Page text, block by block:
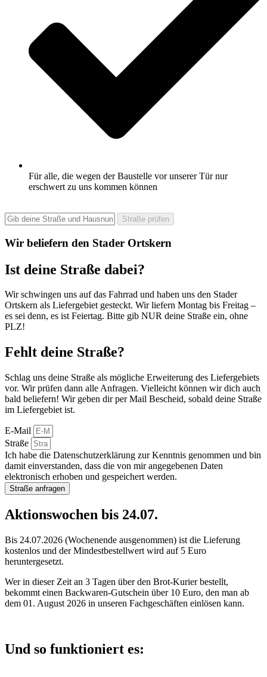
Für alle, die wegen der Baustelle vor unserer Tür nur
erschwert zu uns kommen können
Straße prüfen
Wir beliefern den Stader Ortskern
Ist deine Straße dabei?
Wir schwingen uns auf das Fahrrad und haben uns den Stader
Ortskern als Liefergebiet gesteckt. Wir liefern Montag bis Freitag –
es sei denn, es ist Feiertag. Bitte gib NUR deine Straße ein, ohne
PLZ!
Fehlt deine Straße?
Schlag uns deine Straße als mögliche Erweiterung des Liefergebiets
vor. Wir prüfen dann alle Anfragen. Vielleicht können wir dich auch
bald beliefern! Wir geben dir per Mail Bescheid, sobald deine Straße
im Liefergebiet ist.
E-Mail
Straße
Ich habe die Datenschutzerklärung zur Kenntnis genommen und bin
damit einverstanden, dass die von mir angegebenen Daten
elektronisch erhoben und gespeichert werden.
Straße anfragen
Aktionswochen bis 24.07.
Bis 24.07.2026 (Wochenende ausgenommen) ist die Lieferung
kostenlos und der Mindestbestellwert wird auf 5 Euro
heruntergesetzt.
Wer in dieser Zeit an 3 Tagen über den Brot-Kurier bestellt,
bekommt einen Backwaren-Gutschein über 10 Euro, den man ab
dem 01. August 2026 in unseren Fachgeschäften einlösen kann.
Und so funktioniert es: